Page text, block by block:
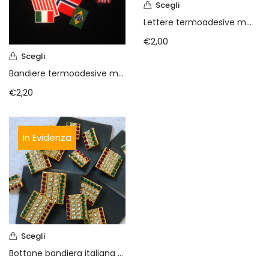
Vintage (165)
Scegli
Bandiere termoadesive mm. 50×35 Marbet
€2,20
Scegli
Lettere termoadesive mm.50 (Marbet)
€2,00
In Evidenza
Scegli
Bottone bandiera italiana di Swarovski